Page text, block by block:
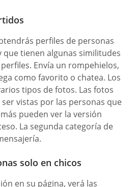
perfiles de personas
que tienen algunas similitudes
Envía un rompehielos,
como favorito o chatea. Los
tipos de fotos. Las fotos
vistas por las personas que
pueden ver la versión
La segunda categoría de
solo en chicos
en su página, verá las